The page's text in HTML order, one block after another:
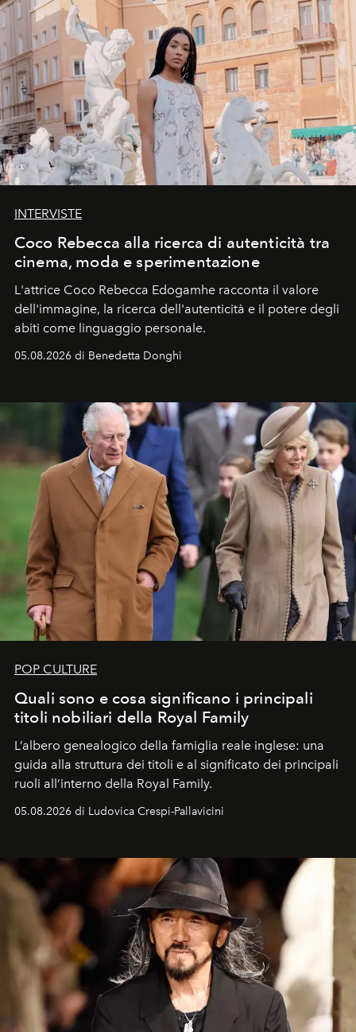
INTERVISTE
Coco Rebecca alla ricerca di autenticità tra
cinema, moda e sperimentazione
L'attrice Coco Rebecca Edogamhe racconta il valore
dell'immagine, la ricerca dell'autenticità e il potere degli
abiti come linguaggio personale.
05.08.2026 di Benedetta Donghi
POP CULTURE
Quali sono e cosa significano i principali
titoli nobiliari della Royal Family
L’albero genealogico della famiglia reale inglese: una
guida alla struttura dei titoli e al significato dei principali
ruoli all’interno della Royal Family.
05.08.2026 di Ludovica Crespi-Pallavicini